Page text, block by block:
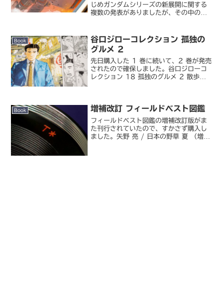
じめガンダムシリーズの新展開に関する
複数の発表がありましたが、その中の一
ORIGIN MSD ククルス・ドアンの島今
回の発表で安...
Book
谷口ジローコレクション 孤独の
グルメ 2
先日購入した 1 巻に続いて、2 巻が発売
されたので確保しました。谷口ジローコ
レクション 18 孤独のグルメ 2 散歩も
ション」...
Book 増補改訂 フィールドベスト図鑑
フィールドベスト図鑑の増補改訂版がま
た刊行されていたので、すかさず購入し
ました。矢野 亮 / 日本の野草 夏 （増補